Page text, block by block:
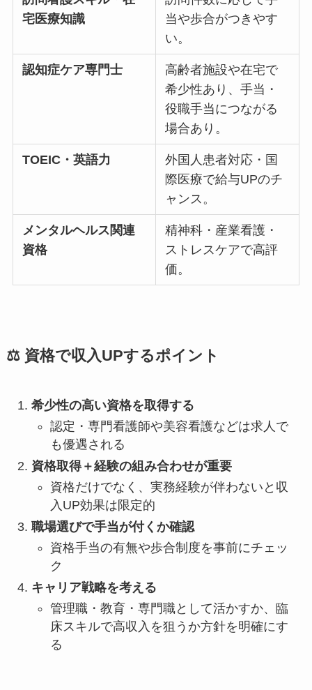
宅医療知識
当や歩合がつきやす
い。
認知症ケア専門士
高齢者施設や在宅で
希少性あり、手当・
役職手当につながる
場合あり。
TOEIC・英語力
外国人患者対応・国
際医療で給与UPのチ
ャンス。
メンタルヘルス関連
資格
精神科・産業看護・
ストレスケアで高評
価。
⚖️ 資格で収入UPするポイント
希少性の高い資格を取得する
認定・専門看護師や美容看護などは求人で
も優遇される
資格取得＋経験の組み合わせが重要
資格だけでなく、実務経験が伴わないと収
入UP効果は限定的
職場選びで手当が付くか確認
資格手当の有無や歩合制度を事前にチェッ
ク
キャリア戦略を考える
管理職・教育・専門職として活かすか、臨
床スキルで高収入を狙うか方針を明確にす
る